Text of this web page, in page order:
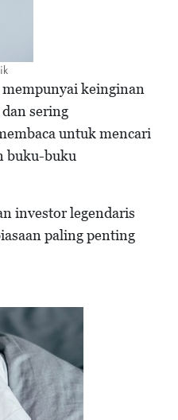
keinginan
sering
untuk mencari
buku-buku
investor legendaris
paling penting